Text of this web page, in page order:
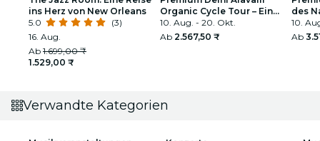
ins Herz von New Orleans
5.0
(3)
16. Aug.
Ab 1.699,00 ₹
1.529,00 ₹
Organic Cycle Tour – Ein
Blick auf das reale und
ländliche Indien
10. Aug. - 20. Okt.
Ab 2.567,50 ₹
des
Das
10.
Ab
Verwandte Kategorien